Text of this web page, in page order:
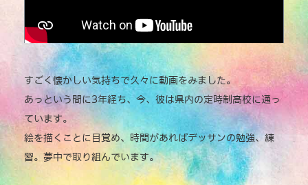
k
すごく懐かしい気持ちで久々に動画をみました。
あっという間に3年経ち、今、彼は県内の定時制高校に通っ
ています。
絵を描くことに目覚め、時間があればデッサンの勉強、練
習。夢中で取り組んでいます。